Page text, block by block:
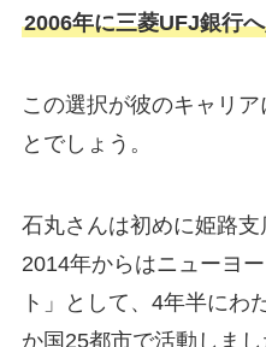
2006年に三菱UFJ銀行
この選択が彼のキャリ
とでしょう。
石丸さんは初めに姫路支
2014年からはニューヨ
ト」として、4年半にわ
か国25都市で活動しまし